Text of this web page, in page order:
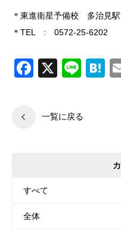
＊東進衛星予備校 多治見
＊TEL : 0572-25-6202
Facebook
X Line
一覧に戻る
すべて
全体